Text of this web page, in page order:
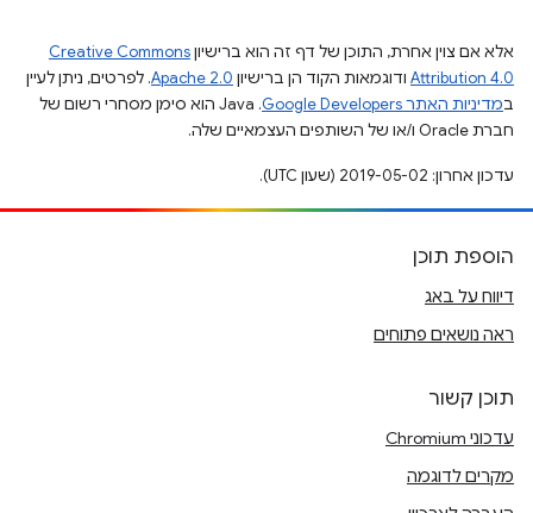
אלא אם צוין אחרת, התוכן של דף זה הוא ברישיוןCreative Commons
Attribution 4.0 ודוגמאות הקוד הן ברישיון Apache 2.0. לפרטים, ניתן לעיין
במדיניות האתר Google Developers‏
.‏ Java הוא סימן מסחרי רשום של
חברת Oracle ו/או של השותפים העצמאיים שלה.
עדכון אחרון: 2019-05-02 (שעון UTC).
הוספת תוכן
דיווח על באג
ראה נושאים פתוחים
תוכן קשור
עדכוני Chromium
מקרים לדוגמה